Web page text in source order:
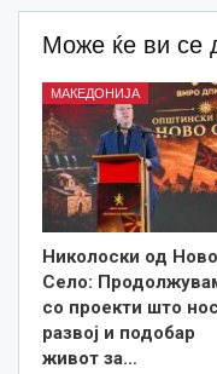
Може ќе ви се
МАКЕДОНИЈА
Николоски од Ново
Село:
со проекти што
развој и подобар
живот за…